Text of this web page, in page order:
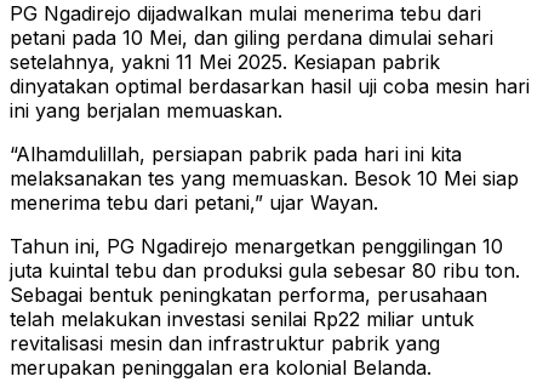
PG Ngadirejo dijadwalkan mulai menerima tebu dari
petani pada 10 Mei, dan giling perdana dimulai sehari
setelahnya, yakni 11 Mei 2025. Kesiapan pabrik
dinyatakan optimal berdasarkan hasil uji coba mesin hari
ini yang berjalan memuaskan.
“Alhamdulillah, persiapan pabrik pada hari ini kita
melaksanakan tes yang memuaskan. Besok 10 Mei siap
menerima tebu dari petani,” ujar Wayan.
Tahun ini, PG Ngadirejo menargetkan penggilingan 10
juta kuintal tebu dan produksi gula sebesar 80 ribu ton.
Sebagai bentuk peningkatan performa, perusahaan
telah melakukan investasi senilai Rp22 miliar untuk
revitalisasi mesin dan infrastruktur pabrik yang
merupakan peninggalan era kolonial Belanda.